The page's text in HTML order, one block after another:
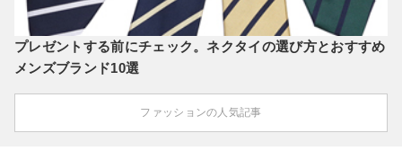
プレゼントする前にチェック。ネクタイの選び方とおすすめ
メンズブランド10選
ファッションの人気記事